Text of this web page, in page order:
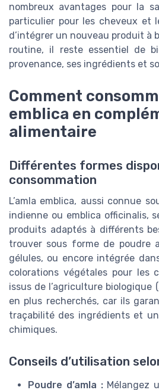
nombreux avantages pour la
particulier pour les cheveux et
d’intégrer un nouveau produit à
routine, il reste essentiel de
provenance, ses ingrédients et
Comment
emblica en
alimentaire
Différentes formes
consommation
L’amla emblica, aussi connue
indienne ou emblica officinalis,
produits adaptés à différents
trouver sous forme de poudre
gélules, ou encore intégrée
colorations végétales pour les
issus de l’agriculture biologique
en plus recherchés, car ils
traçabilité des ingrédients et
chimiques.
Conseils d’utilisation
Poudre d’amla :Mélangez